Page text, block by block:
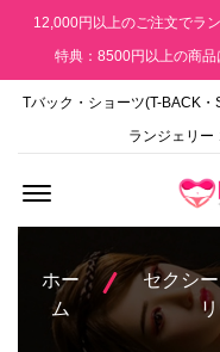
12,000円以上のご注文でラ
特典：8500円以上の商
Tバック・ショーツ(T-BACK
ランジェリー
ホー
ム
セクシ